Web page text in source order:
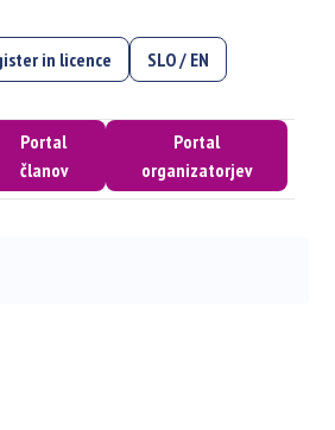
in licence SLO / EN
Portal
članov
Portal
organizatorjev